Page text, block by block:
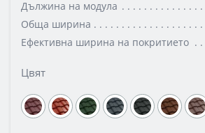
Дължина на модула
Обща ширина
Ефективна ширина на покритието
Цвят